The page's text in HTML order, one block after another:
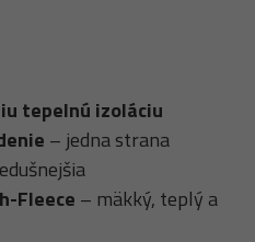
tepelnú izoláciu
– jedna strana
Fleece – mäkký, teplý a